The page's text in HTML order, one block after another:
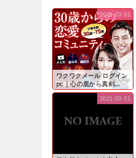
ワクワクメール ログイン
pc｜心の底から真剣...
2021-03-31
2021-03-31